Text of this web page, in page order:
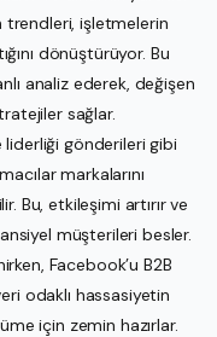
işletmelerin
dönüştürüyor. Bu
analiz ederek, değişen
sağlar.
liderliği gönderileri gibi
markalarını
Bu, etkileşimi artırır ve
müşterileri besler.
Facebook’u B2B
odaklı hassasiyetin
için zemin hazırlar.